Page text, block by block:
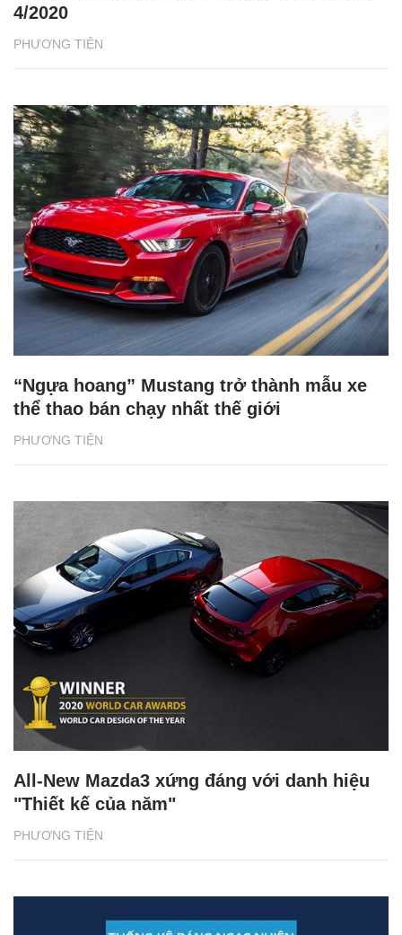
PHƯƠNG TIỆN
4/2020
PHƯƠNG TIỆN
“Ngựa hoang” Mustang trở thành mẫu xe
thể thao bán chạy nhất thế giới
PHƯƠNG TIỆN
All-New Mazda3 xứng đáng với danh hiệu
"Thiết kế của năm"